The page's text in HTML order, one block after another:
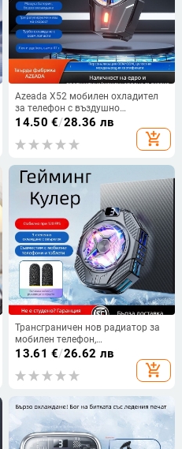
Azeada X52 мобилен охладител
за телефон с въздушно
охлаждане, безжично зареждане,
геймърски държач за гръб,
безжичен, 3 степени на
14.50 €/28.36 лв
add_shopping_cart
Трансграничен нов радиатор за
мобилен телефон,
полупроводниково охлаждане,
електрическо състезание,
привличане, ням артефакт
13.61 €/26.62 лв
add_shopping_cart